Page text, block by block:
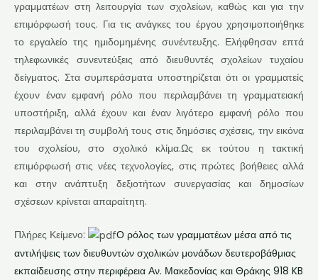
γραμματέων στη λειτουργία των σχολείων, καθώς και για την
επιμόρφωσή τους. Για τις ανάγκες του έργου χρησιμοποιήθηκε
το εργαλείο της ημιδομημένης συνέντευξης. Ελήφθησαν επτά
τηλεφωνικές συνεντεύξεις από διευθυντές σχολείων τυχαίου
δείγματος. Στα συμπεράσματα υποστηρίζεται ότι οι γραμματείς
έχουν έναν εμφανή ρόλο που περιλαμβάνει τη γραμματειακή
υποστήριξη, αλλά έχουν και έναν λιγότερο εμφανή ρόλο που
περιλαμβάνει τη συμβολή τους στις δημόσιες σχέσεις, την εικόνα
του σχολείου, στο σχολικό κλίμα.Ως εκ τούτου η τακτική
επιμόρφωσή στις νέες τεχνολογίες, στις πρώτες βοήθειες αλλά
και στην ανάπτυξη δεξιοτήτων συνεργασίας και δημοσίων
σχέσεων κρίνεται απαραίτητη.
Πλήρες Κείμενο:
Ο ρόλος των γραμματέων μέσα από τις
αντιλήψεις των διευθυντών σχολικών μονάδων δευτεροβάθμιας
εκπαίδευσης στην περιφέρεια Αν. Μακεδονίας και Θράκης 918 KB